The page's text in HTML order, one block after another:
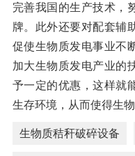
完善我国的生产技术，
牌。此外还要对配套辅
促使生物质发电事业不
加大生物质发电产业的
予一定的优惠，这样就
生存环境，从而使得生
生物质秸秆破碎设备